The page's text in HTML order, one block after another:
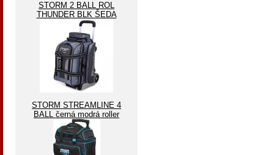
STORM 2 BALL ROL
THUNDER BLK ŠEDA
STORM STREAMLINE 4
BALL černá modrá roller